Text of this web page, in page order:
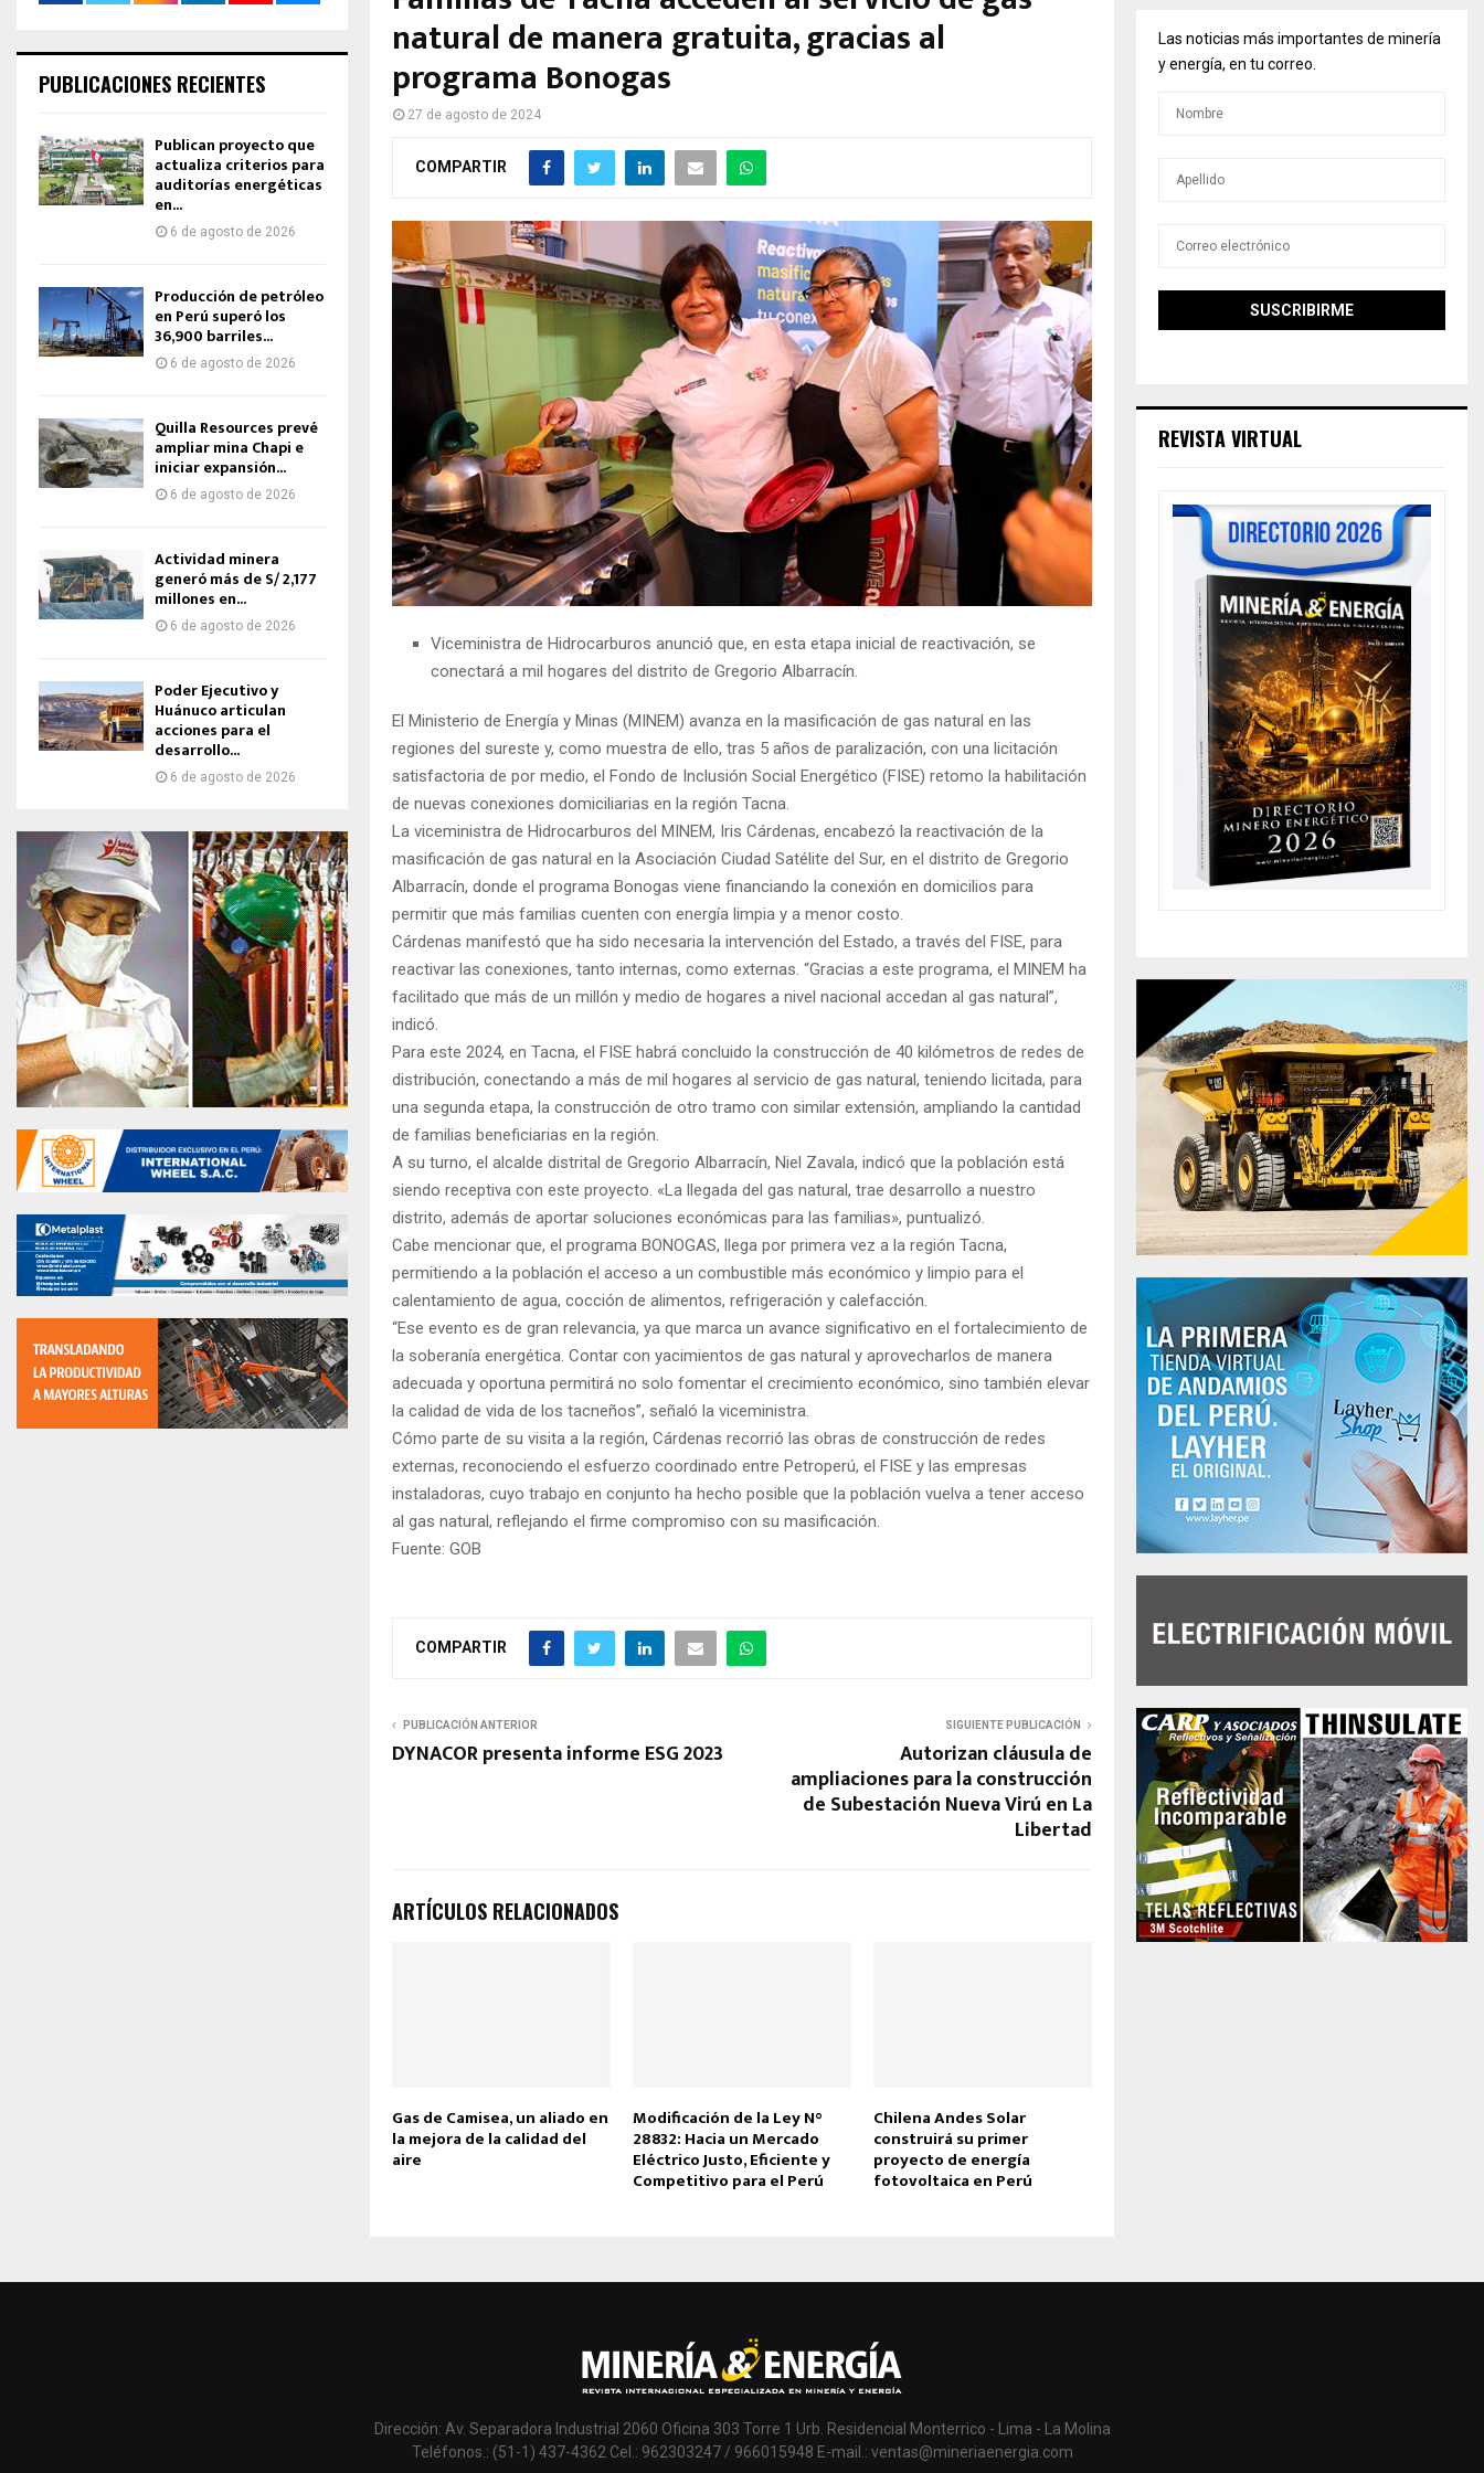
natural de manera gratuita, gracias al
programa Bonogas
27 de agosto de 2024
COMPARTIR
Viceministra de Hidrocarburos anunció que, en esta etapa inicial de reactivación, se
conectará a mil hogares del distrito de Gregorio Albarracín.
El Ministerio de Energía y Minas (MINEM) avanza en la masificación de gas natural en las
regiones del sureste y, como muestra de ello, tras 5 años de paralización, con una licitación
satisfactoria de por medio, el Fondo de Inclusión Social Energético (FISE) retomo la habilitación
de nuevas conexiones domiciliarias en la región Tacna.
La viceministra de Hidrocarburos del MINEM, Iris Cárdenas, encabezó la reactivación de la
masificación de gas natural en la Asociación Ciudad Satélite del Sur, en el distrito de Gregorio
Albarracín, donde el programa Bonogas viene financiando la conexión en domicilios para
permitir que más familias cuenten con energía limpia y a menor costo.
Cárdenas manifestó que ha sido necesaria la intervención del Estado, a través del FISE, para
reactivar las conexiones, tanto internas, como externas. “Gracias a este programa, el MINEM ha
facilitado que más de un millón y medio de hogares a nivel nacional accedan al gas natural”,
indicó.
Para este 2024, en Tacna, el FISE habrá concluido la construcción de 40 kilómetros de redes de
distribución, conectando a más de mil hogares al servicio de gas natural, teniendo licitada, para
una segunda etapa, la construcción de otro tramo con similar extensión, ampliando la cantidad
de familias beneficiarias en la región.
A su turno, el alcalde distrital de Gregorio Albarracín, Niel Zavala, indicó que la población está
siendo receptiva con este proyecto. «La llegada del gas natural, trae desarrollo a nuestro
distrito, además de aportar soluciones económicas para las familias», puntualizó.
Cabe mencionar que, el programa BONOGAS, llega por primera vez a la región Tacna,
permitiendo a la población el acceso a un combustible más económico y limpio para el
calentamiento de agua, cocción de alimentos, refrigeración y calefacción.
“Ese evento es de gran relevancia, ya que marca un avance significativo en el fortalecimiento de
la soberanía energética. Contar con yacimientos de gas natural y aprovecharlos de manera
adecuada y oportuna permitirá no solo fomentar el crecimiento económico, sino también elevar
la calidad de vida de los tacneños”, señaló la viceministra.
Cómo parte de su visita a la región, Cárdenas recorrió las obras de construcción de redes
externas, reconociendo el esfuerzo coordinado entre Petroperú, el FISE y las empresas
instaladoras, cuyo trabajo en conjunto ha hecho posible que la población vuelva a tener acceso
al gas natural, reflejando el firme compromiso con su masificación.
Fuente: GOB
COMPARTIR
PUBLICACIÓN ANTERIOR
DYNACOR presenta informe ESG 2023
SIGUIENTE PUBLICACIÓN
Autorizan cláusula de
ampliaciones para la construcción
de Subestación Nueva Virú en La
Libertad
ARTÍCULOS RELACIONADOS
Gas de Camisea, un aliado en
la mejora de la calidad del
aire
Modificación de la Ley N°
28832: Hacia un Mercado
Eléctrico Justo, Eficiente y
Competitivo para el Perú
Chilena Andes Solar
construirá su primer
proyecto de energía
fotovoltaica en Perú
PUBLICACIONES RECIENTES
Publican proyecto que
actualiza criterios para
auditorías energéticas
en...
6 de agosto de 2026
Producción de petróleo
en Perú superó los
36,900 barriles...
6 de agosto de 2026
Quilla Resources prevé
ampliar mina Chapi e
iniciar expansión...
6 de agosto de 2026
Actividad minera
generó más de S/ 2,177
millones en...
6 de agosto de 2026
Poder Ejecutivo y
Huánuco articulan
acciones para el
desarrollo...
6 de agosto de 2026
Las noticias más importantes de minería
y energía, en tu correo.
REVISTA VIRTUAL
Dirección: Av. Separadora Industrial 2060 Oficina 303 Torre 1 Urb. Residencial Monterrico - Lima - La Molina
Teléfonos.: (51-1) 437-4362 Cel.: 962303247 / 966015948 E-mail.: ventas@mineriaenergia.com